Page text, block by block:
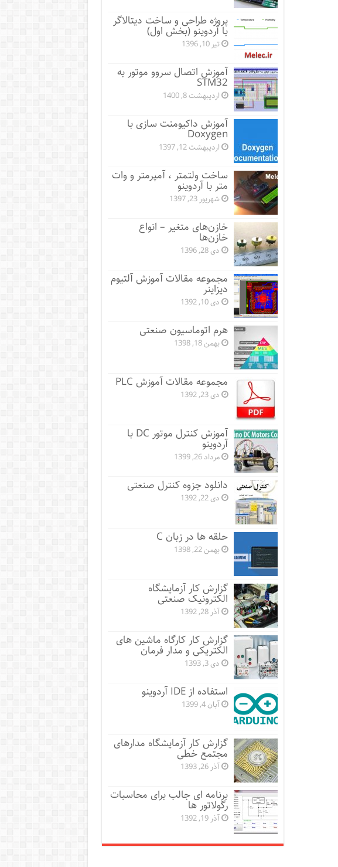
پروژه طراحی و ساخت دیتالاگر
با آردوینو (بخش اول)
تیر 10, 1396
آموزش اتصال سروو موتور به
STM32
اردیبهشت 8, 1400
آموزش داکیومنت سازی با
Doxygen
اردیبهشت 12, 1397
ساخت ولتمتر ، آمپرمتر و وات
متر با آردوینو
شهریور 23, 1397
خازن‌های متغیر – انواع
خازن‌ها
دی 28, 1396
مجموعه مقالات آموزش آلتیوم
دیزاینر
دی 10, 1392
هرم اتوماسیون صنعتی
بهمن 18, 1398
مجموعه مقالات آموزش PLC
دی 23, 1392
آموزش کنترل موتور DC با
آردوینو
مرداد 26, 1399
دانلود جزوه کنترل صنعتی
دی 22, 1392
حلقه ها در زبان C
بهمن 22, 1398
گزارش کار آزمایشگاه
الکترونیک صنعتی
آذر 28, 1392
گزارش کار کارگاه ماشین های
الکتریکی و مدار فرمان
دی 3, 1393
استفاده از IDE آردوینو
آبان 4, 1399
گزارش کار آزمایشگاه مدارهای
مجتمع خطی
آذر 26, 1393
برنامه ای جالب برای محاسبات
رگولاتور ها
آذر 19, 1392